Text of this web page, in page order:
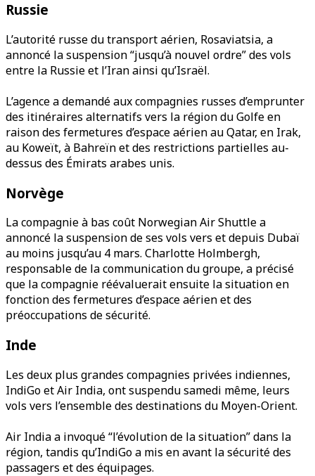
Russie
L’autorité russe du transport aérien, Rosaviatsia, a
annoncé la suspension “jusqu’à nouvel ordre” des vols
entre la Russie et l’Iran ainsi qu’Israël.
L’agence a demandé aux compagnies russes d’emprunter
des itinéraires alternatifs vers la région du Golfe en
raison des fermetures d’espace aérien au Qatar, en Irak,
au Koweït, à Bahreïn et des restrictions partielles au-
dessus des Émirats arabes unis.
Norvège
La compagnie à bas coût Norwegian Air Shuttle a
annoncé la suspension de ses vols vers et depuis Dubaï
au moins jusqu’au 4 mars. Charlotte Holmbergh,
responsable de la communication du groupe, a précisé
que la compagnie réévaluerait ensuite la situation en
fonction des fermetures d’espace aérien et des
préoccupations de sécurité.
Inde
Les deux plus grandes compagnies privées indiennes,
IndiGo et Air India, ont suspendu samedi même, leurs
vols vers l’ensemble des destinations du Moyen-Orient.
Air India a invoqué “l’évolution de la situation” dans la
région, tandis qu’IndiGo a mis en avant la sécurité des
passagers et des équipages.